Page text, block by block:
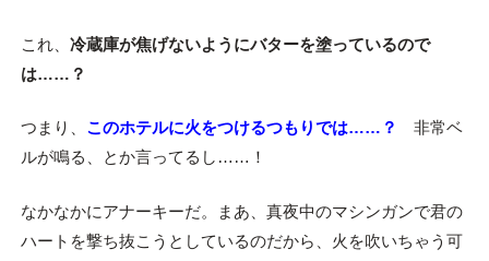
これ、 冷蔵庫が焦げないようにバターを塗っているので
は……？
つまり、 このホテルに火をつけるつもりでは……？
非常ベ
ルが鳴る、とか言ってるし……！
なかなかにアナーキーだ。まあ、真夜中のマシンガンで君の
ハートを撃ち抜こうとしているのだから、火を吹いちゃう可